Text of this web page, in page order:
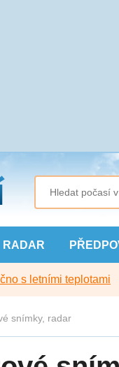
RADAR
s letními teplotami
snímky, radar